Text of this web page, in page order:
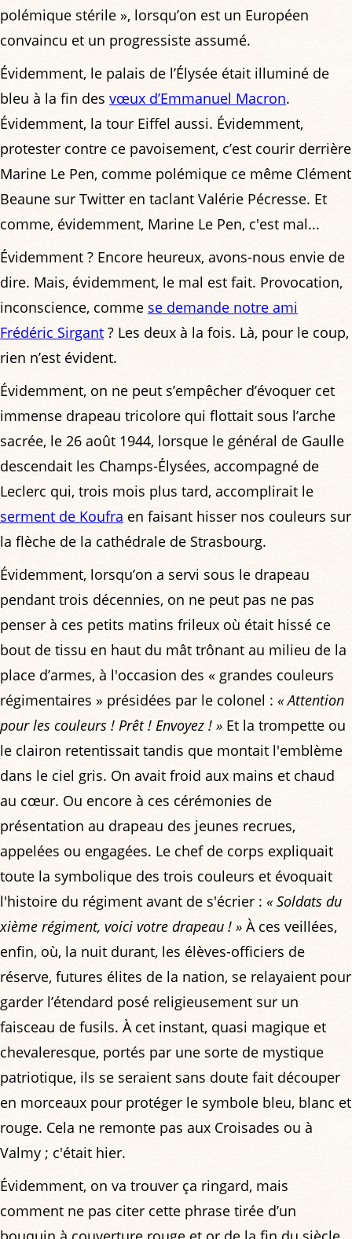
polémique stérile », lorsqu’on est un Européen
convaincu et un progressiste assumé.
Évidemment, le palais de l’Élysée était illuminé de
bleu à la fin des vœux d’Emmanuel Macron.
Évidemment, la tour Eiffel aussi. Évidemment,
protester contre ce pavoisement, c’est courir derrière
Marine Le Pen, comme polémique ce même Clément
Beaune sur Twitter en taclant Valérie Pécresse. Et
comme, évidemment, Marine Le Pen, c'est mal...
Évidemment ? Encore heureux, avons-nous envie de
dire. Mais, évidemment, le mal est fait. Provocation,
inconscience, comme se demande notre ami
Frédéric Sirgant ? Les deux à la fois. Là, pour le coup,
rien n’est évident.
Évidemment, on ne peut s’empêcher d’évoquer cet
immense drapeau tricolore qui flottait sous l’arche
sacrée, le 26 août 1944, lorsque le général de Gaulle
descendait les Champs-Élysées, accompagné de
Leclerc qui, trois mois plus tard, accomplirait le
serment de Koufra en faisant hisser nos couleurs sur
la flèche de la cathédrale de Strasbourg.
Évidemment, lorsqu’on a servi sous le drapeau
pendant trois décennies, on ne peut pas ne pas
penser à ces petits matins frileux où était hissé ce
bout de tissu en haut du mât trônant au milieu de la
place d’armes, à l'occasion des « grandes couleurs
régimentaires » présidées par le colonel : « Attention
pour les couleurs ! Prêt ! Envoyez ! » Et la trompette ou
le clairon retentissait tandis que montait l'emblème
dans le ciel gris. On avait froid aux mains et chaud
au cœur. Ou encore à ces cérémonies de
présentation au drapeau des jeunes recrues,
appelées ou engagées. Le chef de corps expliquait
toute la symbolique des trois couleurs et évoquait
l'histoire du régiment avant de s'écrier : « Soldats du
xième régiment, voici votre drapeau ! » À ces veillées,
enfin, où, la nuit durant, les élèves-officiers de
réserve, futures élites de la nation, se relayaient pour
garder l’étendard posé religieusement sur un
faisceau de fusils. À cet instant, quasi magique et
chevaleresque, portés par une sorte de mystique
patriotique, ils se seraient sans doute fait découper
en morceaux pour protéger le symbole bleu, blanc et
rouge. Cela ne remonte pas aux Croisades ou à
Valmy ; c'était hier.
Évidemment, on va trouver ça ringard, mais
comment ne pas citer cette phrase tirée d’un